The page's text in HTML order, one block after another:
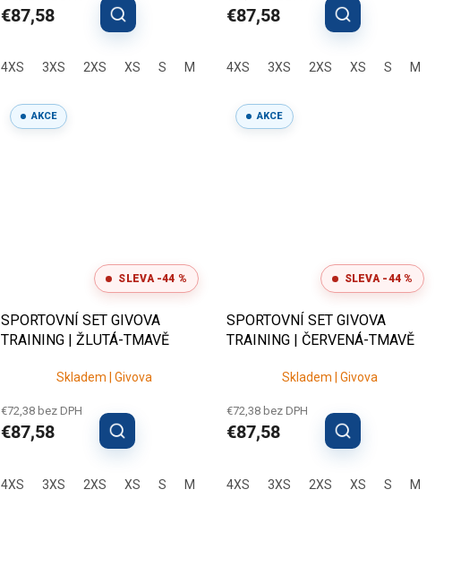
XL 2XL 3XL
€87,58
4XS 3XS 2XS XS S M XL 2XL 3XL
€87,58
4XS 3XS 2XS XS S M
XL 2XL 3XL
AKCE
SLEVA -44 %
SPORTOVNÍ SET GIVOVA
TRAINING | ŽLUTÁ-TMAVĚ
Skladem | Givova
€72,38 bez DPH
€87,58
4XS 3XS 2XS XS S M XL 2XL 3XL
AKCE
SLEVA -44 %
SPORTOVNÍ SET GIVOVA
TRAINING | ČERVENÁ-TMAVĚ
Skladem | Givova
€72,38 bez DPH
€87,58
4XS 3XS 2XS XS S M